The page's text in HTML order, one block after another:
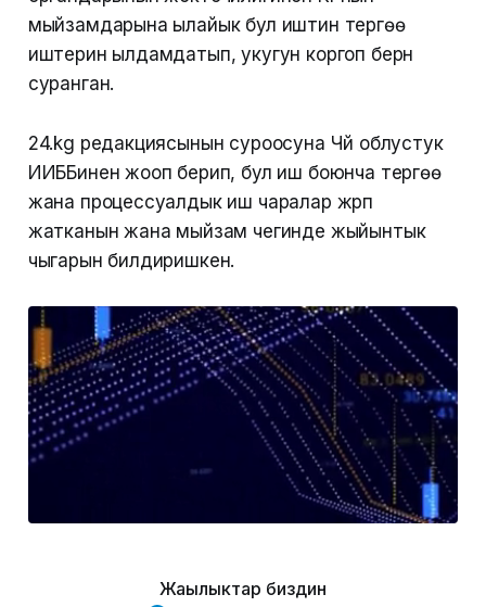
мыйзамдарына ылайык бул иштин тергөө
иштерин ылдамдатып, укугун коргоп берүүнү
суранган.
24.kg редакциясынын суроосуна Чүй облустук
ИИББинен жооп берип, бул иш боюнча тергөө
жана процессуалдык иш чаралар жүрүп
жатканын жана мыйзам чегинде жыйынтык
чыгарын билдиришкен.
Жаңылыктар биздин